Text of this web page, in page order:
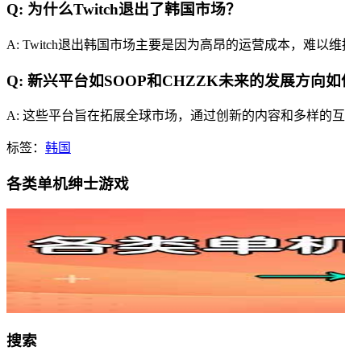
Q: 为什么Twitch退出了韩国市场？
A: Twitch退出韩国市场主要是因为高昂的运营成本，难以维
Q: 新兴平台如SOOP和CHZZK未来的发展方向如
A: 这些平台旨在拓展全球市场，通过创新的内容和多样的
标签： 韩国
各类单机绅士游戏
搜索